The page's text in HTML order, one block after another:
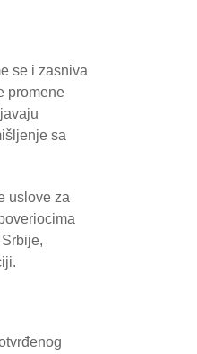
se i zasniva
promene
sa
uslove za